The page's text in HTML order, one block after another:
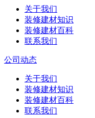
关于我们
装修建材知识
装修建材百科
联系我们
公司动态
关于我们
装修建材知识
装修建材百科
联系我们